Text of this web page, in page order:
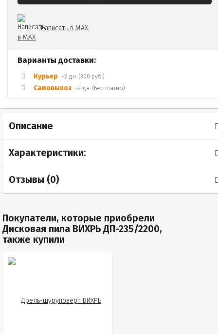
Написать в MAX
Варианты доставки:
Курьер ~2 дн. (300 руб.)
Самовывоз ~2 дн. (Бесплатно)
Описание
Характеристики:
Отзывы (0)
Покупатели, которые приобрели
Дисковая пила ВИХРЬ ДП-235/2200,
также купили